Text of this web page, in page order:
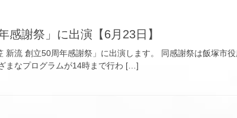
感謝祭」に出演【6月23日】
流 創立50周年感謝祭」に出演します。 同感謝祭は飯塚市
まなプログラムが14時まで行わ […]